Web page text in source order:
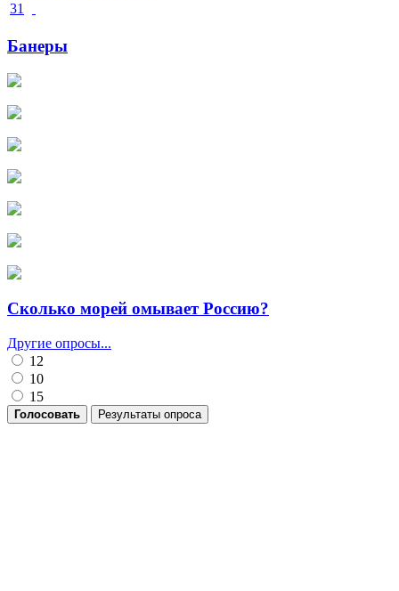
31
Банеры
Сколько морей омывает Россию?
Другие опросы...
12
10
15
Голосовать Результаты опроса